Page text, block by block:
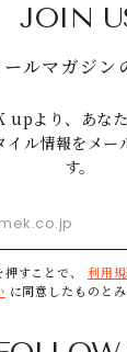
JOIN
ールマガジン
upより、あな
イル情報をメー
す。
すことで、 利用
に同意したものとみ